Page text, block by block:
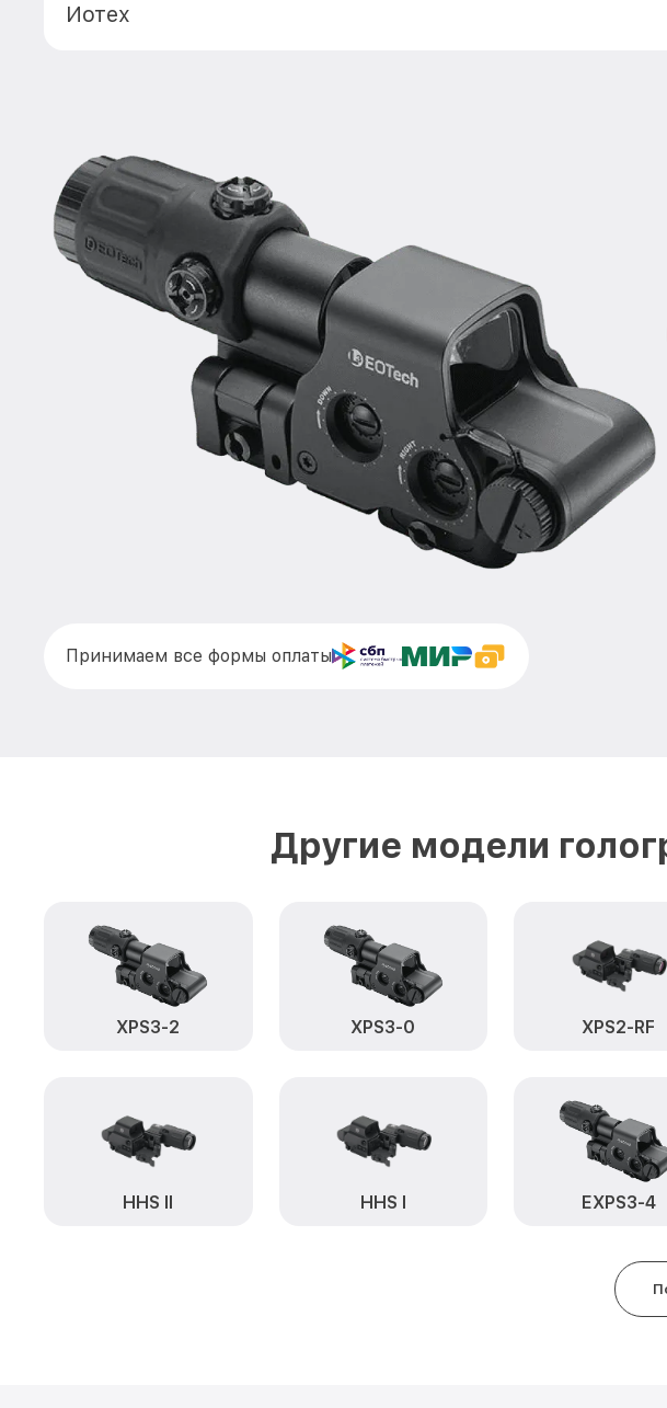
Иотех
Принимаем все формы оплаты
Другие модели
XPS3-2 XPS3-0 XPS2-RF
HHS II HHS I EXPS3-4